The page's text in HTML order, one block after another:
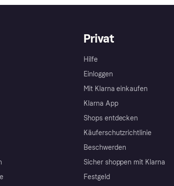
Privat
Hilfe
Einloggen
Mit Klarna einkaufen
Klarna App
Shops entdecken
Käuferschutzrichtlinie
Beschwerden
Sicher shoppen mit Klarna
Festgeld